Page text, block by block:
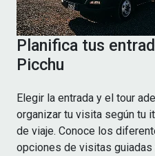
Planifica tus
Picchu
Elegir la entrada y el tour
organizar tu visita según tu
de viaje. Conoce los
opciones de visitas